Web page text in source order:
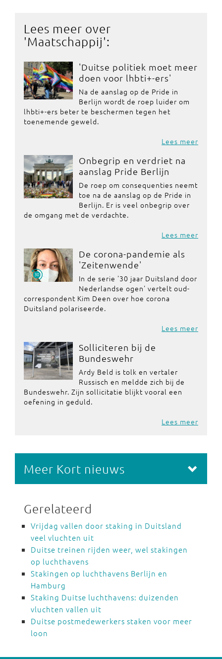
Lees meer over
'Maatschappij':
'Duitse politiek moet meer
doen voor lhbti+-ers'
Na de aanslag op de Pride in
Berlijn wordt de roep luider om
lhbti+-ers beter te beschermen tegen het
toenemende geweld.
Lees meer
Onbegrip en verdriet na
aanslag Pride Berlijn
De roep om consequenties neemt
toe na de aanslag op de Pride in
Berlijn. Er is veel onbegrip over
de omgang met de verdachte.
Lees meer
De corona-pandemie als
'Zeitenwende'
In de serie '30 jaar Duitsland door
Nederlandse ogen' vertelt oud-
correspondent Kim Deen over hoe corona
Duitsland polariseerde.
Lees meer
Solliciteren bij de
Bundeswehr
Ardy Beld is tolk en vertaler
Russisch en meldde zich bij de
Bundeswehr. Zijn sollicitatie blijkt vooral een
oefening in geduld.
Lees meer
Meer Kort nieuws
Gerelateerd
Vrijdag vallen door staking in Duitsland
veel vluchten uit
Duitse treinen rijden weer, wel stakingen
op luchthavens
Stakingen op luchthavens Berlijn en
Hamburg
Staking Duitse luchthavens: duizenden
vluchten vallen uit
Duitse postmedewerkers staken voor meer
loon